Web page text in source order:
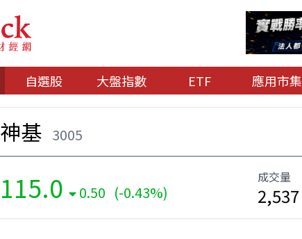
自選股 大盤指數 ETF 應用市集
神基 3005
115.0 0.50 (-0.43%)
成交量
2,537